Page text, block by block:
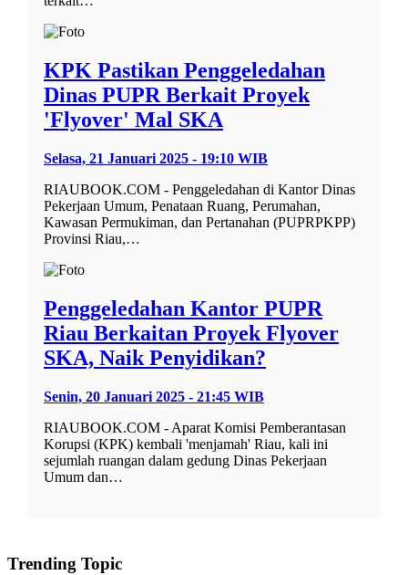
KPK Pastikan Penggeledahan
Dinas PUPR Berkait Proyek
'Flyover' Mal SKA
Selasa, 21 Januari 2025 - 19:10 WIB
RIAUBOOK.COM - Penggeledahan di Kantor Dinas
Pekerjaan Umum, Penataan Ruang, Perumahan,
Kawasan Permukiman, dan Pertanahan (PUPRPKPP)
Provinsi Riau,…
Penggeledahan Kantor PUPR
Riau Berkaitan Proyek Flyover
SKA, Naik Penyidikan?
Senin, 20 Januari 2025 - 21:45 WIB
RIAUBOOK.COM - Aparat Komisi Pemberantasan
Korupsi (KPK) kembali 'menjamah' Riau, kali ini
sejumlah ruangan dalam gedung Dinas Pekerjaan
Umum dan…
Trending Topic